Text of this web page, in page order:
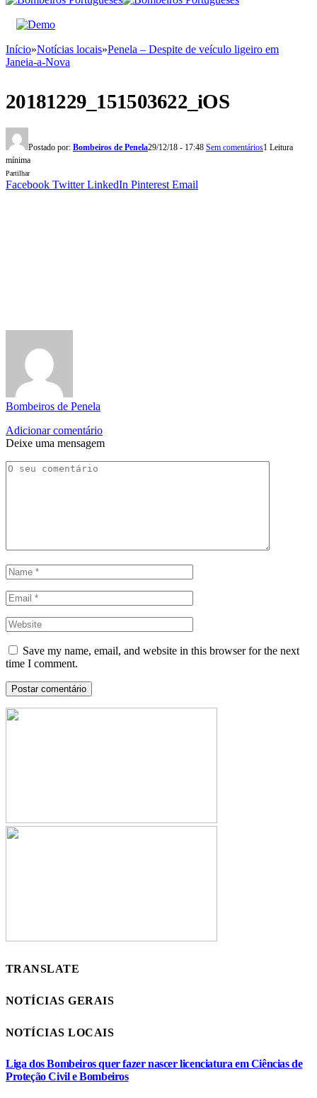
Início»Notícias locais»Penela – Despite de veículo ligeiro em
Janeia-a-Nova
20181229_151503622_iOS
Postado por: Bombeiros de Penela29/12/18 - 17:48 Sem comentários1 Leitura
mínima
Partilhar
Facebook Twitter LinkedIn Pinterest Email
Bombeiros de Penela
Adicionar comentário
Deixe uma mensagem
Save my name, email, and website in this browser for the next
time I comment.
TRANSLATE
NOTÍCIAS GERAIS
NOTÍCIAS LOCAIS
Liga dos Bombeiros quer fazer nascer licenciatura em Ciências de
Proteção Civil e Bombeiros